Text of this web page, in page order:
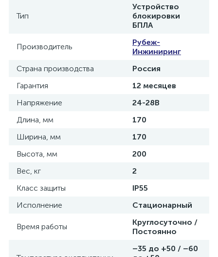
Тип
Устройство
блокировки
БПЛА
Производитель
Рубеж-
Инжиниринг
Страна производства
Россия
Гарантия
12 месяцев
Напряжение
24-28B
Длина, мм
170
Ширина, мм
170
Высота, мм
200
Вес, кг
2
Класс защиты
IP55
Исполнение
Стационарный
Время работы
Круглосуточно /
Постоянно
–35 до +50 / –60